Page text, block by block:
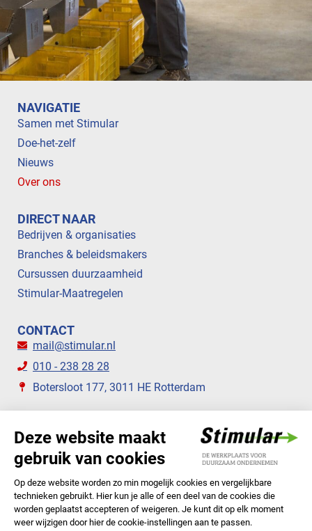
NAVIGATIE
Samen met Stimular
Doe-het-zelf
Nieuws
Over ons
DIRECT NAAR
Bedrijven & organisaties
Branches & beleidsmakers
Cursussen duurzaamheid
Stimular-Maatregelen
CONTACT
mail@stimular.nl
010 - 238 28 28
Botersloot 177, 3011 HE Rotterdam
STIMULAR NIEUWSBRIEVEN
ABONNEER NU